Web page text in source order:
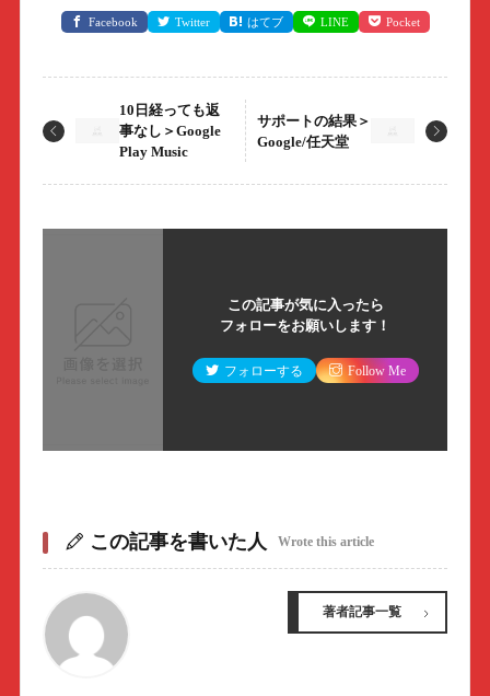
Facebook Twitter はてブ LINE Pocket
10日経っても返
事なし＞Google
Play Music
サポートの結果＞
Google/任天堂
この記事が気に入ったら
フォローをお願いします！
フォローする Follow Me
この記事を書いた人 Wrote this article
著者記事一覧